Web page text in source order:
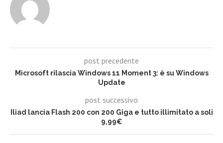
post precedente
Microsoft rilascia Windows 11 Moment 3: è su Windows
Update
post successivo
Iliad lancia Flash 200 con 200 Giga e tutto illimitato a soli
9,99€